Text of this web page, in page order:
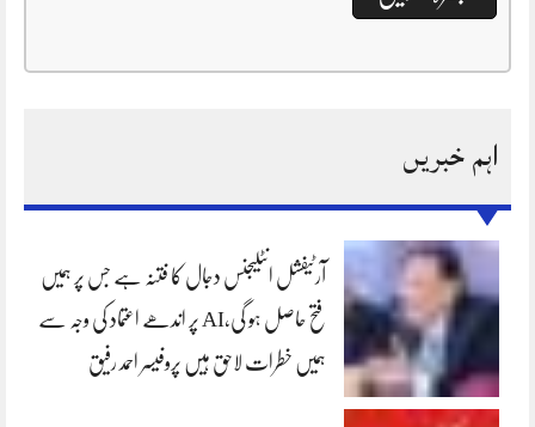
اہم خبریں
آرٹیفشل انٹلیجنس دجال کا فتنہ ہے جس پر ہمیں
فتح حاصل ہو گی،AI پر اندھے اعتماد کی وجہ سے
ہمیں خطرات لاحق ہیں پروفیسر احمد رفیق